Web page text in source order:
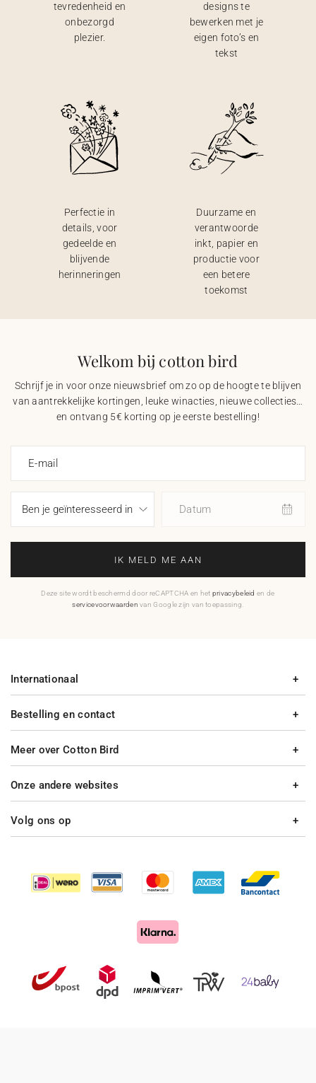
tevredenheid en
onbezorgd
plezier.
designs te
bewerken met je
eigen foto’s en
tekst
Perfectie in
details, voor
gedeelde en
blijvende
herinneringen
Duurzame en
verantwoorde
inkt, papier en
productie voor
een betere
toekomst
Welkom bij cotton bird
Schrijf je in voor onze nieuwsbrief om zo op de hoogte te blijven
van aantrekkelijke kortingen, leuke winacties, nieuwe collecties…
en ontvang 5€ korting op je eerste bestelling!
E-mail
Datum
IK MELD ME AAN
Deze site wordt beschermd door reCAPTCHA en het privacybeleid en de
servicevoorwaarden van Google zijn van toepassing.
Bestelling en contact
Meer over Cotton Bird
Internationaal
Onze andere websites
Volg ons op